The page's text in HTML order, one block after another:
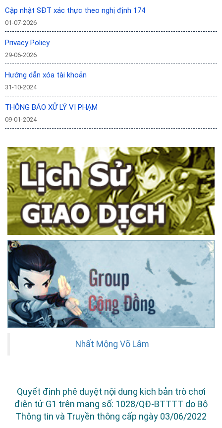
Cập nhật SĐT xác thực theo nghị định 174
01-07-2026
Privacy Policy
29-06-2026
Hướng dẫn xóa tài khoản
31-10-2024
THÔNG BÁO XỬ LÝ VI PHẠM
09-01-2024
Nhất Mộng Võ Lâm
Quyết định phê duyệt nội dung kịch bản trò chơi
điện tử G1 trên mạng số: 1028/QĐ-BTTTT do Bộ
Thông tin và Truyền thông cấp ngày 03/06/2022